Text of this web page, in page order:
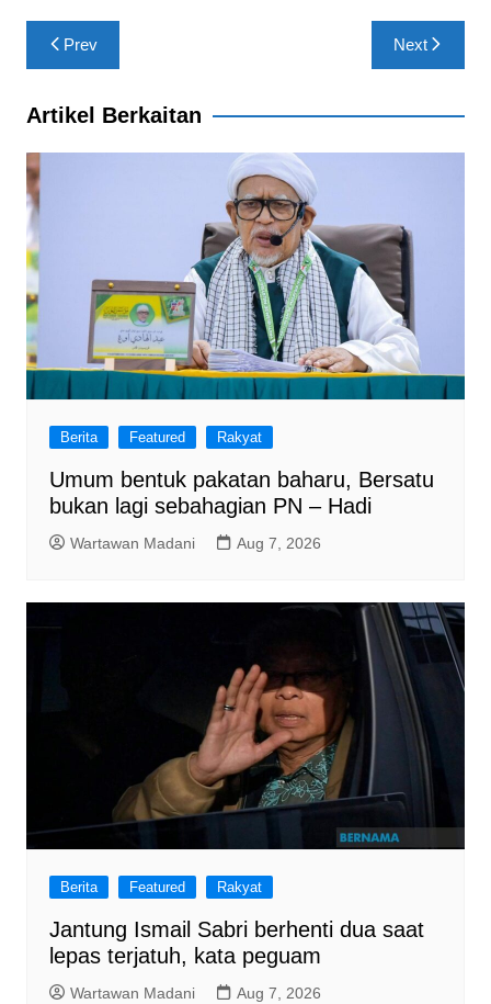
o
o
p
Post
navigation
Prev Next
Artikel Berkaitan
Berita Featured Rakyat
Umum bentuk pakatan baharu, Bersatu
bukan lagi sebahagian PN – Hadi
Wartawan Madani Aug 7, 2026
Berita Featured Rakyat
Jantung Ismail Sabri berhenti dua saat
lepas terjatuh, kata peguam
Wartawan Madani Aug 7, 2026